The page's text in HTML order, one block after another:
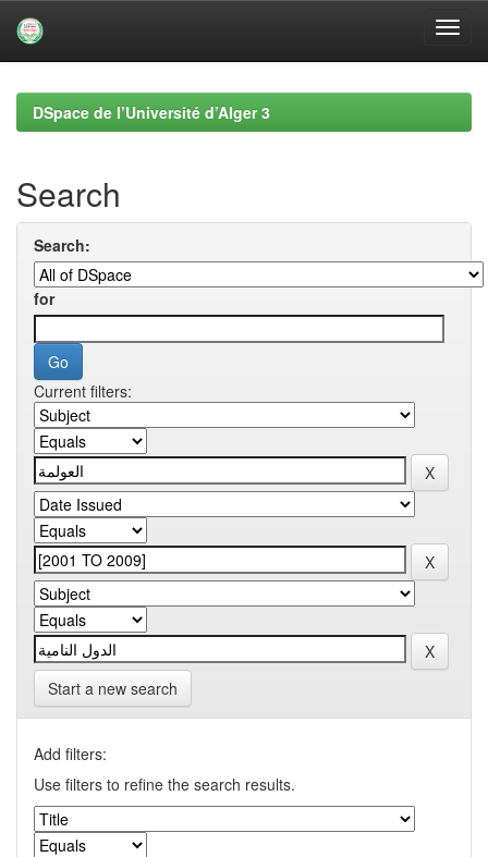
navigationDSpace de l’Université d’Alger 3
Search
Search:
for
Current filters:
Start a new search
Add filters:
Use filters to refine the search results.